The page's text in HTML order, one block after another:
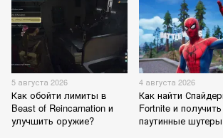
5 августа 2026
Как обойти лимиты в
Beast of Reincarnation и
улучшить оружие?
4 августа 2026
Как найти
Fortnite и получить
паутинные